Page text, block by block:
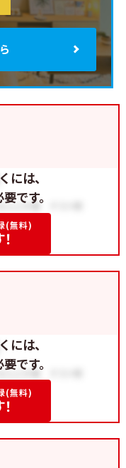
には、
です。
(無料)
には、
です。
(無料)